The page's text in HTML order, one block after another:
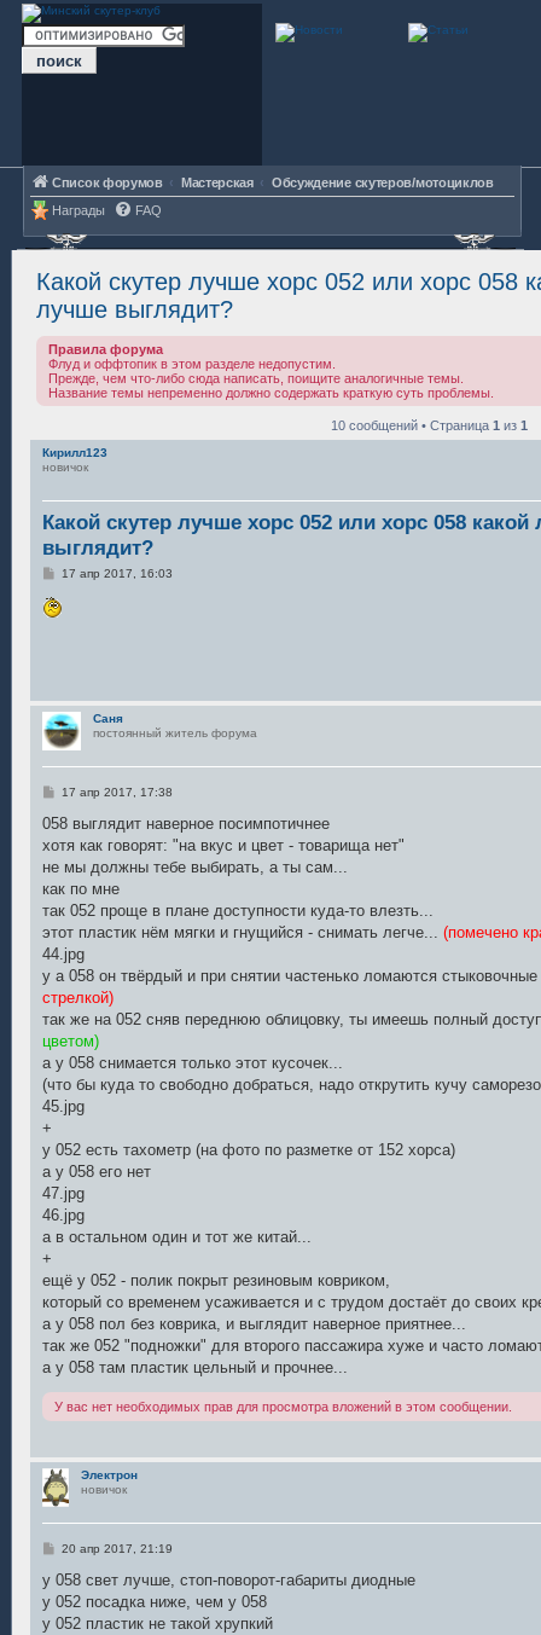
Список форумов Мастерская
Обсуждение скутеров/мотоциклов
Награды
FAQ
Какой скутер лучше хорс 052 или хорс 058
лучше выглядит?
Правила форума
Флуд и оффтопик в этом разделе недопустим.
Прежде, чем что-либо сюда написать, поищите аналогичные темы.
Название темы непременно должно содержать краткую суть проблемы.
10 сообщений • Страница 1 из 1
Кирилл123
новичок
Какой скутер лучше хорс 052 или хорс 058
выглядит?
С
о
б
17 апр 2017, 16:03
Саня
постоянный житель форума
С
о
щ
е
и
е
17 апр 2017, 17:38
058 выглядит наверное посимпотичнее
хотя как говорят: "на вкус и цвет - товарища нет"
не мы должны тебе выбирать, а ты сам...
как по мне
так 052 проще в плане доступности куда-то влезть...
этот пластик нём мягки и гнущийся - снимать легче... (помечено
44.jpg
у а 058 он твёрдый и при снятии частенько ломаются
стрелкой)
так же на 052 сняв переднюю облицовку, ты имеешь полный
цветом)
а у 058 снимается только этот кусочек...
(что бы куда то свободно добраться, надо открутить кучу
45.jpg
+
у 052 есть тахометр (на фото по разметке от 152 хорса)
а у 058 его нет
47.jpg
46.jpg
а в остальном один и тот же китай...
+
ещё у 052 - полик покрыт резиновым ковриком,
который со временем усаживается и с трудом достаёт до своих
а у 058 пол без коврика, и выглядит наверное приятнее...
так же 052 "подножки" для второго пассажира хуже и часто
а у 058 там пластик цельный и прочнее...
У вас нет необходимых прав для просмотра вложений в этом сообщении.
Электрон
новичок
С
о
щ
е
20 апр 2017, 21:19
у 058 свет лучше, стоп-поворот-габариты диодные
у 052 посадка ниже, чем у 058
у 052 пластик не такой хрупкий